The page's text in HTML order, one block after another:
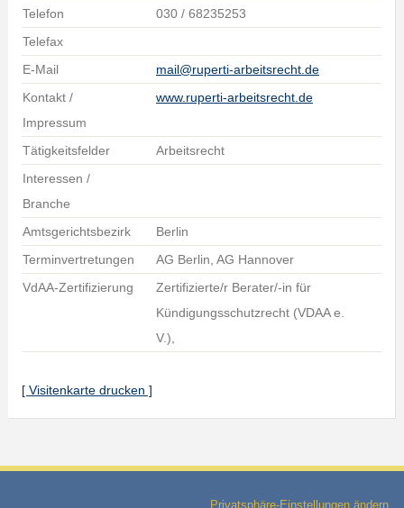
Telefon
030 / 68235253
Telefax
E-Mail
mail@ruperti-arbeitsrecht.de
Kontakt /
Impressum
www.ruperti-arbeitsrecht.de
Tätigkeitsfelder
Arbeitsrecht
Interessen /
Branche
Amtsgerichtsbezirk
Berlin
Terminvertretungen
AG Berlin, AG Hannover
VdAA-Zertifizierung
Zertifizierte/r Berater/-in für
Kündigungsschutzrecht (VDAA e.
V.),
[ Visitenkarte drucken ]
Privatsphäre-Einstellungen ändern